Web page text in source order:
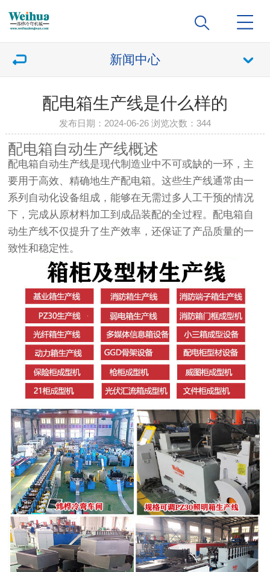
新闻中心
配电箱生产线是什么样的
发布日期：2024-06-26 浏览次数： 344
配电箱自动生产线概述
配电箱自动生产线是现代制造业中不可或缺的一环，主
要用于高效、精确地生产配电箱。这些生产线通常由一
系列自动化设备组成，能够在无需过多人工干预的情况
下，完成从原材料加工到成品装配的全过程。配电箱自
动生产线不仅提升了生产效率，还保证了产品质量的一
致性和稳定性。